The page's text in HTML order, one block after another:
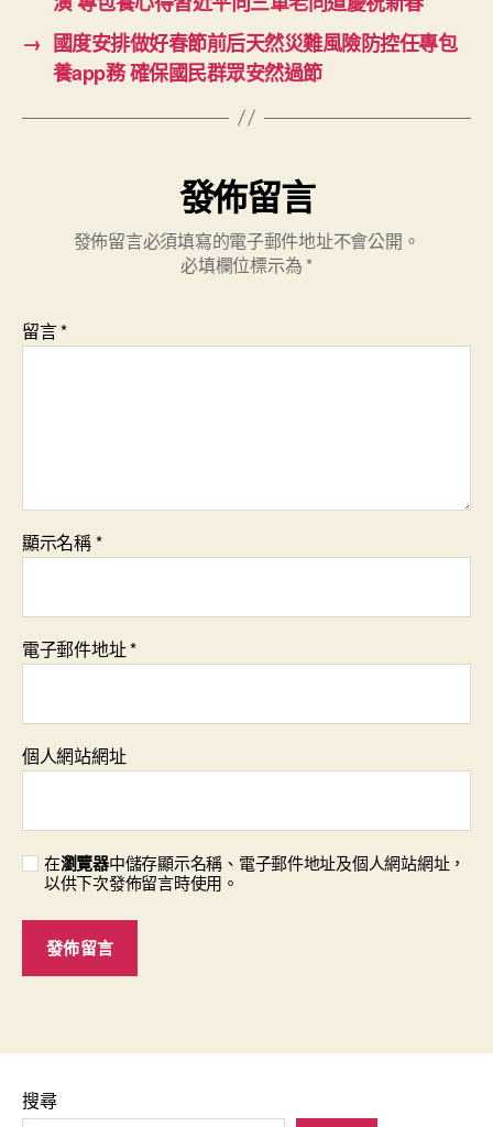
→ 國度安排做好春節前后天然災難風險防控任專包
養app務 確保國民群眾安然過節
發佈留言
發佈留言必須填寫的電子郵件地址不會公開。
必填欄位標示為 *
留言*
顯示名稱*
電子郵件地址*
個人網站網址
在瀏覽器中儲存顯示名稱、電子郵件地址及個人網站網址，
以供下次發佈留言時使用。
搜尋